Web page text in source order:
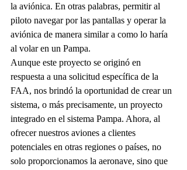
la aviónica. En otras palabras, permitir al
piloto navegar por las pantallas y operar la
aviónica de manera similar a como lo haría
al volar en un Pampa.
Aunque este proyecto se originó en
respuesta a una solicitud específica de la
FAA, nos brindó la oportunidad de crear un
sistema, o más precisamente, un proyecto
integrado en el sistema Pampa. Ahora, al
ofrecer nuestros aviones a clientes
potenciales en otras regiones o países, no
solo proporcionamos la aeronave, sino que